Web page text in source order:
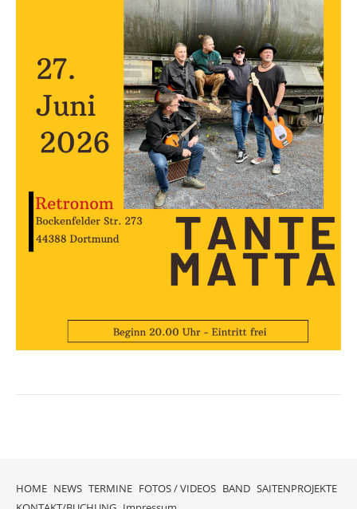
HOME NEWS TERMINE FOTOS / VIDEOS BAND SAITENPROJEKTE